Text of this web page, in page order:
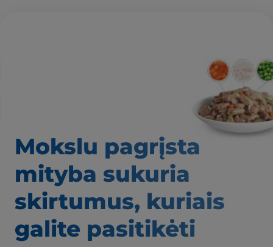
Mokslu pagrįsta
mityba sukuria
skirtumus, kuriais
galite pasitikėti